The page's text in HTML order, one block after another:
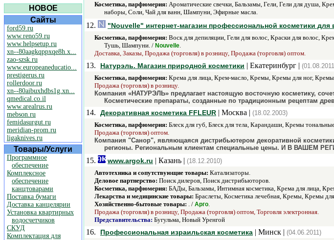
НОВОЕ
Сайты
ford59.ru
www.reno59.ru
www.helpsetup.ru
xn--80aagkqppxqe8h.x...
zao-szsk.ru
www.europeaneducatio...
prestigerus.ru
rollerdoor.ru
xn--80aibuxhdbs1g.xn...
qmedical.co.il
www.arealrus.ru
mebson.ru
femidasurgut.ru
meridian-prom.ru
ligaknives.ru
Товары/Услуги
Программное
обеспечение
Комплексное
обеспечение
канцтоварами
Поставка бумаги
Доставка канцелярии
Установка квартирных
водосчетчиков
СКУД
Комплектация для
Косметика, парфюмерия: Ароматические свечки, Бальзамы, Гели, Гели для душа,
наборы, Соли, Чай для ванн, Шампуни, Эфирные масла.
12. "Nouvelle" интернет-магазин профессиональной косметики для
Косметика, парфюмерия: Воск для депиляции, Гели для волос, Краски для волос,
Тушь, Шампуни. / Nouvelle.
Доставка, Заказы, Продажа (торговля) в розницу, Продажа (торговля) оптом.
13. Натурэль. Магазин природной косметики | Екатеринбург |
Косметика, парфюмерия: Крема для лица, Крем-масло, Кремы, Кремы для ног,
Продажа (торговля) в розницу.
Компания «НАТУРЭЛЬ» предлагает настоящую восточную косметику,
Косметические препараты, созданные по традиционным рецептам
14. Декоративная косметика FFLEUR | Москва | (18.02.2003)
Косметика, парфюмерия: Блеск для губ, Блеск для тела, Карандаши, Кремы
Продажа (торговля) оптом.
Компания "Санор", являющаяся дистрибьютером декоративной
регионы. Региональным клиентам специальные цены. И В ВАШЕМ
15. www.argok.ru | Казань | (18.12.2010)
Автотехника и сопутствующие товары: Катализаторы.
Деловое партнерство: Поиск дилеров, Поиск дистрибьюторов.
Косметика, парфюмерия: БАДы, Бальзамы, Интимная косметика, Крема для лица,
Лекарства и медицинские товары: Браслеты, Косметика лечебная, Кремы, Кремы
Хозяйственно-бытовые товары: . / Арго.
Продажа (торговля) в розницу, Продажа (торговля) оптом, Торговля электронная.
Представительства: Бугульма, Новый Уренгой
16. Профессиональная израильская косметика | Минск | (04.06.2011)